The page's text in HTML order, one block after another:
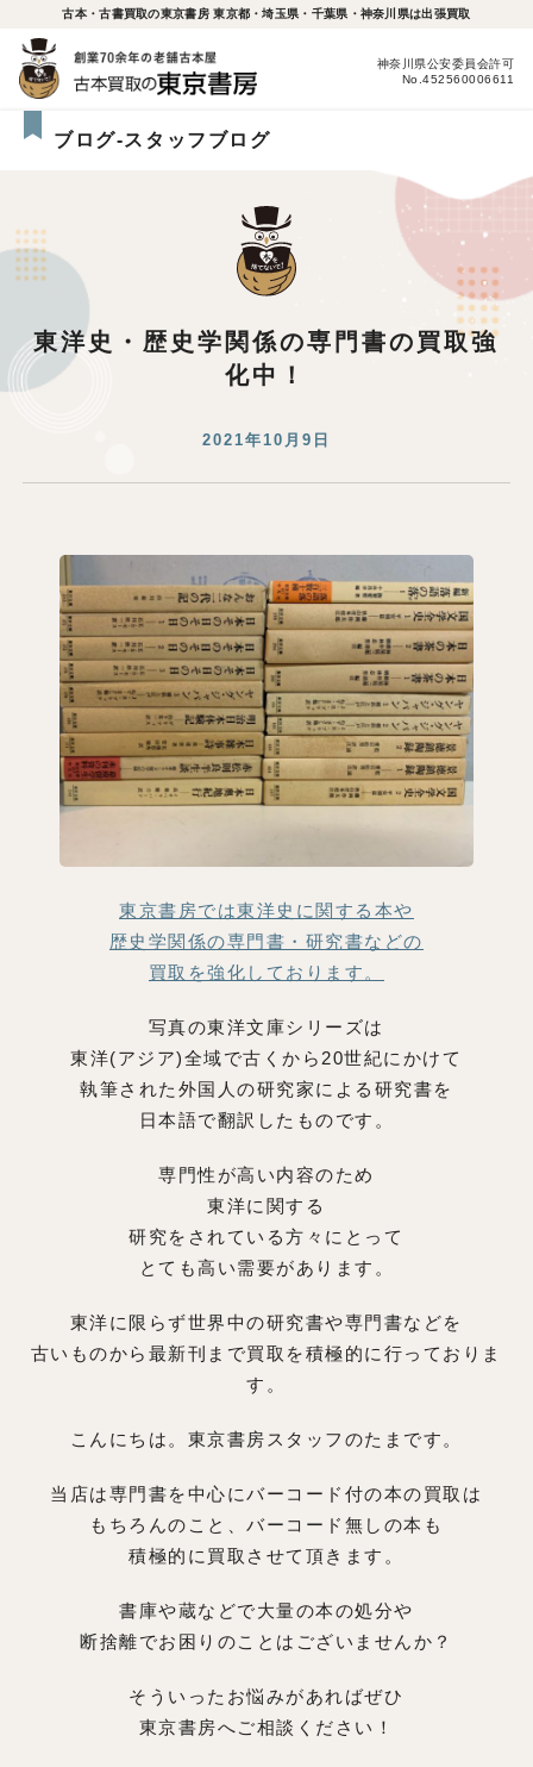
古本・古書買取の東京書房 東京都・埼玉県・千葉県・神奈川県は出張買取
神奈川県公安委員会許可
No.452560006611
ブログ-スタッフブログ
東洋史・歴史学関係の専門書の買取強
化中！
2021年10月9日
東京書房では東洋史に関する本や
歴史学関係の専門書・研究書などの
買取を強化しております。
写真の東洋文庫シリーズは
東洋(アジア)全域で古くから20世紀にかけて
執筆された外国人の研究家による研究書を
日本語で翻訳したものです。
専門性が高い内容のため
東洋に関する
研究をされている方々にとって
とても高い需要があります。
東洋に限らず世界中の研究書や専門書などを
古いものから最新刊まで買取を積極的に行っておりま
す。
こんにちは。東京書房スタッフのたまです。
当店は専門書を中心にバーコード付の本の買取は
もちろんのこと、バーコード無しの本も
積極的に買取させて頂きます。
書庫や蔵などで大量の本の処分や
断捨離でお困りのことはございませんか？
そういったお悩みがあればぜひ
東京書房へご相談ください！